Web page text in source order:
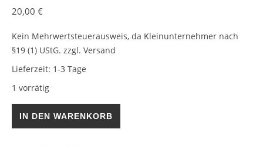
20,00 €
Kein Mehrwertsteuerausweis, da Kleinunternehmer nach
§19 (1) UStG. zzgl. Versand
Lieferzeit: 1-3 Tage
1 vorrätig
Ohrringe Trockenblumen 10mm Menge
IN DEN WARENKORB